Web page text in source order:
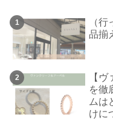
（
品揃
【
を徹
ムは
けに